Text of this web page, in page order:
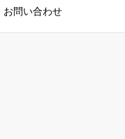
お問い合わせ